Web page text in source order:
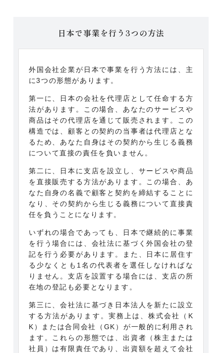
日本で事業を行う3つの方法
外国会社企業が日本で事業を行う方法には、主
に3つの形態があります。
第一に、日本の会社を代理店として任命する方
法があります。この場合、あなたのサービスや
商品はその代理店を通じて販売されます。この
構造では、顧客との契約の当事者は代理店とな
るため、あなた自身はその契約から生じる義務
について直接の責任を負いません。
第二に、日本に支店を設立し、サービスや商品
を直接販売する方法があります。この場合、あ
なた自身の名義で顧客と契約を締結することに
なり、その契約から生じる義務について直接責
任を負うことになります。
いずれの場合であっても、日本で継続的に事業
を行う場合には、会社法に基づく外国会社の登
記を行う必要があります。また、日本に居住す
る少なくとも1名の代表者を選任しなければな
りません。支店を設置する場合には、支店の所
在地の登記も必要となります。
第三に、会社法に基づき日本法人を新たに設立
する方法があります。実務上は、株式会社（K
K）または合同会社（GK）が一般的に利用され
ます。これらの形態では、出資者（株主または
社員）は有限責任であり、出資額を超えて会社